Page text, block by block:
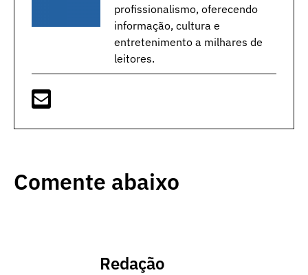
profissionalismo, oferecendo
informação, cultura e
entretenimento a milhares de
leitores.
Comente abaixo
Redação